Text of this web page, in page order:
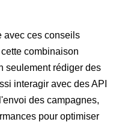
avec ces conseils
combinaison
seulement rédiger des
interagir avec des API
des campagnes,
pour optimiser